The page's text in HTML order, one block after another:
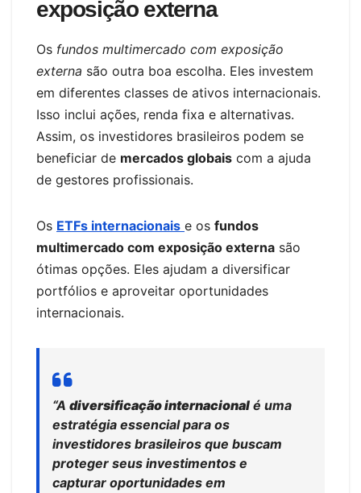
exposição externa
Os fundos multimercado com exposição
externa são outra boa escolha. Eles investem
em diferentes classes de ativos internacionais.
Isso inclui ações, renda fixa e alternativas.
Assim, os investidores brasileiros podem se
beneficiar de mercados globais com a ajuda
de gestores profissionais.
Os ETFs internacionais e os fundos
multimercado com exposição externa são
ótimas opções. Eles ajudam a diversificar
portfólios e aproveitar oportunidades
internacionais.
“A diversificação internacional é uma
estratégia essencial para os
investidores brasileiros que buscam
proteger seus investimentos e
capturar oportunidades em